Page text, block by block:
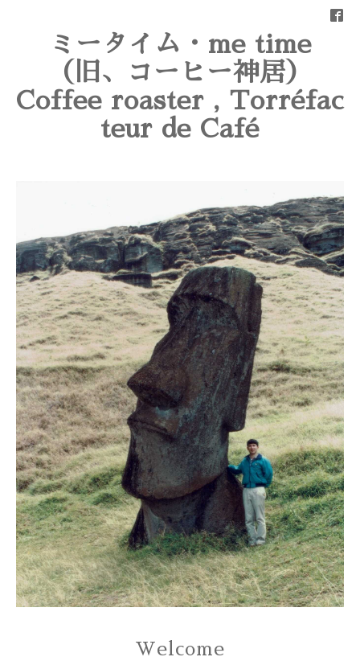
ミータイム・me time
（旧、コーヒー神居）
Coffee roaster , Torréfac
teur de Café
Welcome